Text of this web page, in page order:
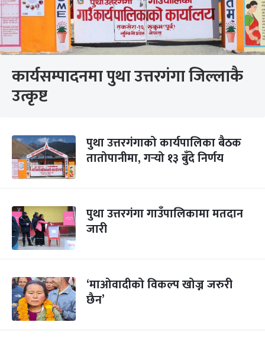
कार्यसम्पादनमा पुथा उत्तरगंगा जिल्लाकै
उत्कृष्ट
पुथा उत्तरगंगाको कार्यपालिका बैठक
तातोपानीमा, गर्‍यो १३ बुँदे निर्णय
पुथा उत्तरगंगा गाउँपालिकामा मतदान
जारी
‘माओवादीको विकल्प खोज्न जरुरी
छैन’